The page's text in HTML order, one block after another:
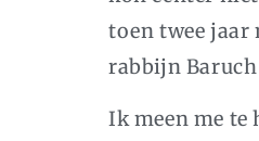
toen twee jaar
rabbijn
Ik meen me te